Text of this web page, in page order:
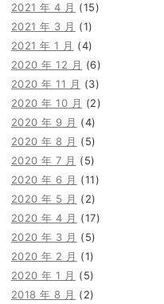
2021 年 4 月 (15)
2021 年 3 月 (1)
2021 年 1 月 (4)
2020 年 12 月 (6)
2020 年 11 月 (3)
2020 年 10 月 (2)
2020 年 9 月 (4)
2020 年 8 月 (5)
2020 年 7 月 (5)
2020 年 6 月 (11)
2020 年 5 月 (2)
2020 年 4 月 (17)
2020 年 3 月 (5)
2020 年 2 月 (1)
2020 年 1 月 (5)
2018 年 8 月 (2)